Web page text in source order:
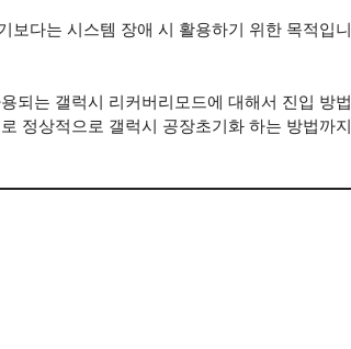
보다는 시스템 장애 시 활용하기 위한 목적입니
되는 갤럭시 리커버리모드에 대해서 진입 방법
정상적으로 갤럭시 공장초기화 하는 방법까지